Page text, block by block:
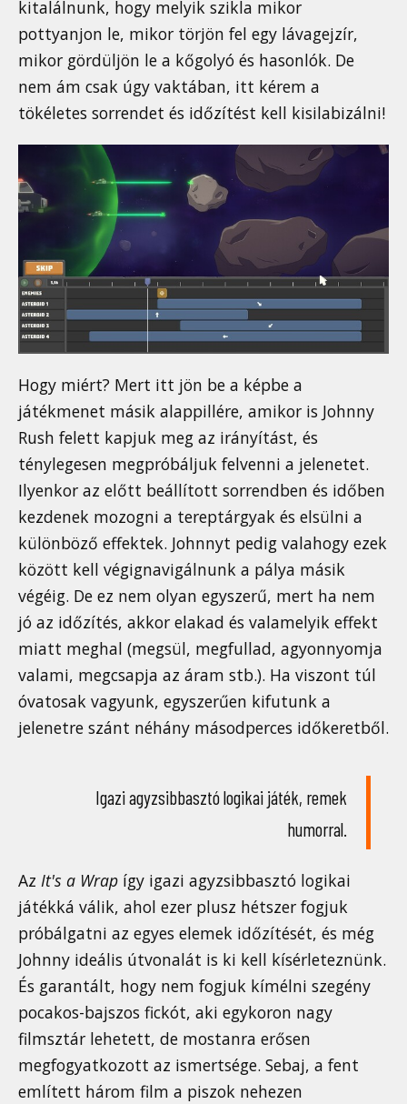
kitalálnunk, hogy melyik szikla mikor
pottyanjon le, mikor törjön fel egy lávagejzír,
mikor gördüljön le a kőgolyó és hasonlók. De
nem ám csak úgy vaktában, itt kérem a
tökéletes sorrendet és időzítést kell kisilabizálni!
Hogy miért? Mert itt jön be a képbe a
játékmenet másik alappillére, amikor is Johnny
Rush felett kapjuk meg az irányítást, és
ténylegesen megpróbáljuk felvenni a jelenetet.
Ilyenkor az előtt beállított sorrendben és időben
kezdenek mozogni a tereptárgyak és elsülni a
különböző effektek. Johnnyt pedig valahogy ezek
között kell végignavigálnunk a pálya másik
végéig. De ez nem olyan egyszerű, mert ha nem
jó az időzítés, akkor elakad és valamelyik effekt
miatt meghal (megsül, megfullad, agyonnyomja
valami, megcsapja az áram stb.). Ha viszont túl
óvatosak vagyunk, egyszerűen kifutunk a
jelenetre szánt néhány másodperces időkeretből.
Igazi agyzsibbasztó logikai játék, remek
humorral.
Az It's a Wrap így igazi agyzsibbasztó logikai
játékká válik, ahol ezer plusz hétszer fogjuk
próbálgatni az egyes elemek időzítését, és még
Johnny ideális útvonalát is ki kell kísérleteznünk.
És garantált, hogy nem fogjuk kímélni szegény
pocakos-bajszos fickót, aki egykoron nagy
filmsztár lehetett, de mostanra erősen
megfogyatkozott az ismertsége. Sebaj, a fent
említett három film a piszok nehezen